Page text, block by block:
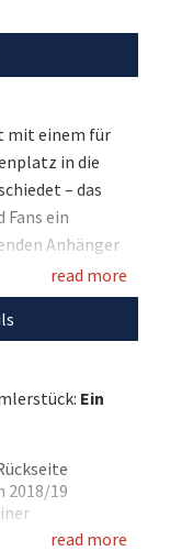
mit einem für
in die
– das
Fans ein
Anhänger
bis zum
hier eine
– bieten
read more
Ein
2018/19
read more